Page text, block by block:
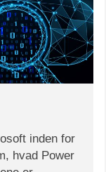
inden for
hvad Power